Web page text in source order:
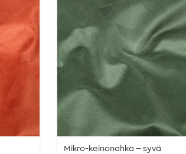
Mikro-keinonahka – syvä